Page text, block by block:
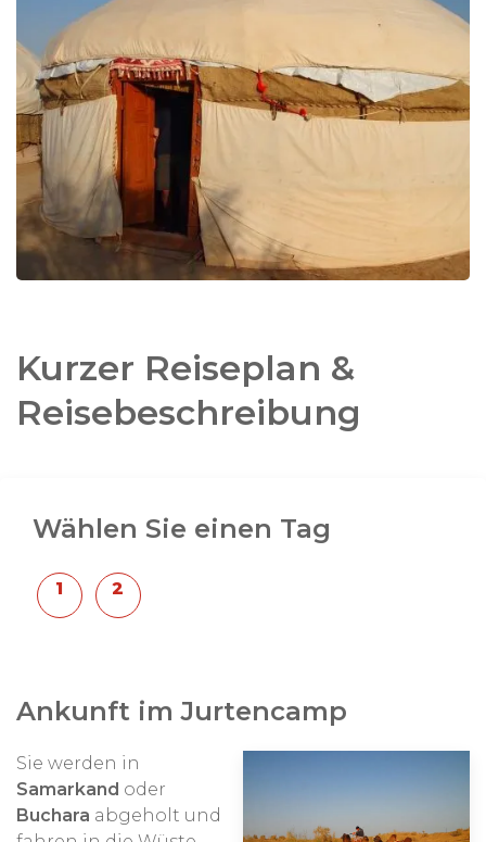
Schauen Sie unter dem Reiter „Ausflüge“ nach
und wählen Sie die Touren, die Sie am meisten
ansprechen.
An einigen Orten können Sie sich für ein
komfortableres Hotel
entscheiden. Unter dem Reiter „Hotels“ finden Sie,
wo das möglich ist und welche Mehrkosten
anfallen. So können Sie Ihre Reise ganz
Ihren Wünschen gestalten.
Kurzer Reiseplan &
Reisebeschreibung
Wählen Sie einen Tag
Ankunft im Jurtencamp
Sie werden in
Samarkand oder
Buchara abgeholt und